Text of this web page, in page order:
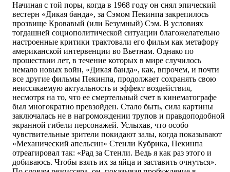
Начиная с той поры, когда в 1968 году он снял эпический
вестерн «Дикая банда», за Сэмом Пекинпа закрепилось
прозвище Кровавый (или Безумный) Сэм. В условиях
тогдашней социополитической ситуации благожелательно
настроенные критики трактовали его фильм как метафору
американской интервенции во Вьетнам. Однако по
прошествии лет, в течение которых в мире случилось
немало новых войн, «Дикая банда», как, впрочем, и почти
все другие фильмы Пекинпа, продолжает сохранять свою
неиссякаемую актуальность и эффект воздействия,
несмотря на то, что ее смертельный счет в кинематографе
был многократно превзойден. Стало быть, сила картины
заключалась не в нагромождении трупов и правдоподобной
экранной гибели персонажей. Услыхав, что особо
чувствительные зрители покидают залы, когда показывают
«Механический апельсин» Стенли Кубрика, Пекинпа
отреагировал так: «Рад за Стенли. Ведь я как раз этого и
добиваюсь. Чтобы взять их за яйца и заставить очнуться».